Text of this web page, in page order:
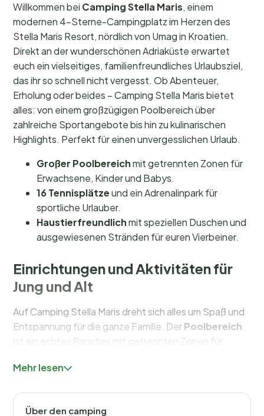
Willkommen bei Camping Stella Maris, einem
modernen 4-Sterne-Campingplatz im Herzen des
Stella Maris Resort, nördlich von Umag in Kroatien.
Direkt an der wunderschönen Adriaküste erwartet
euch ein vielseitiges, familienfreundliches Urlaubsziel,
das ihr so schnell nicht vergesst. Ob Abenteuer,
Erholung oder beides – Camping Stella Maris bietet
alles: von einem großzügigen Poolbereich über
zahlreiche Sportangebote bis hin zu kulinarischen
Highlights. Perfekt für einen unvergesslichen Urlaub.
Großer Poolbereichmit getrennten Zonen für
Erwachsene, Kinder und Babys.
16 Tennisplätzeund ein Adrenalinpark für
sportliche Urlauber.
Haustierfreundlichmit speziellen Duschen und
ausgewiesenen Stränden für euren Vierbeiner.
Einrichtungen und Aktivitäten für
Jung und Alt
Auf Camping Stella Maris dreht sich alles um Spaß und
Entspannung für die ganze Familie. DerPoolbereich
ist ein echtes Paradies mit getrennten Zonen für
Sonnenschirmen. Für die Kleinsten gibt es einen
genug vom Pool habt, ist der beliebte
Mehr lesen
Über den camping